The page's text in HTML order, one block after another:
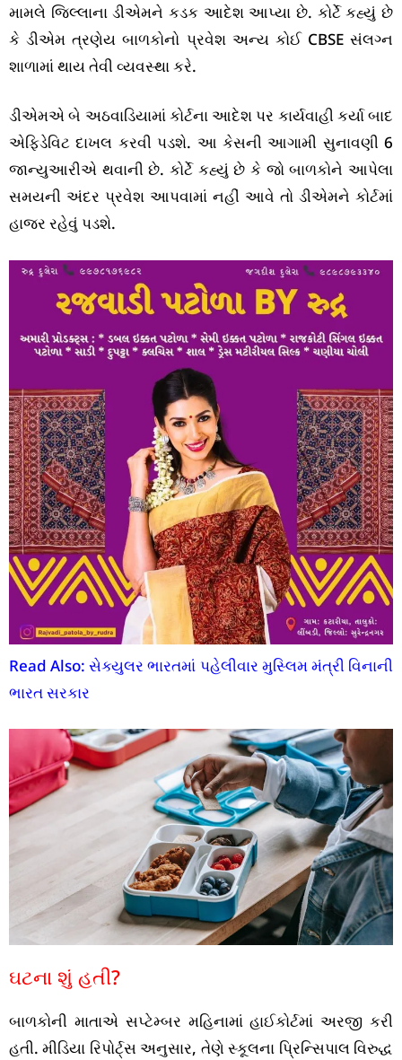
મામલે જિલ્લાના ડીએમને કડક આદેશ આપ્યા છે. કોર્ટે કહ્યું છે
કે ડીએમ ત્રણેય બાળકોનો પ્રવેશ અન્ય કોઈ CBSE સંલગ્ન
શાળામાં થાય તેવી વ્યવસ્થા કરે.
ડીએમએ બે અઠવાડિયામાં કોર્ટના આદેશ પર કાર્યવાહી કર્યા બાદ
એફિડેવિટ દાખલ કરવી પડશે. આ કેસની આગામી સુનાવણી 6
જાન્યુઆરીએ થવાની છે. કોર્ટે કહ્યું છે કે જો બાળકોને આપેલા
સમયની અંદર પ્રવેશ આપવામાં નહીં આવે તો ડીએમને કોર્ટમાં
હાજર રહેવું પડશે.
Read Also: સેક્યુલર ભારતમાં પહેલીવાર મુસ્લિમ મંત્રી વિનાની
ભારત સરકાર
ઘટના શું હતી?
બાળકોની માતાએ સપ્ટેમ્બર મહિનામાં હાઈકોર્ટમાં અરજી કરી
હતી. મીડિયા રિપોર્ટ્સ અનુસાર, તેણે સ્કૂલના પ્રિન્સિપાલ વિરુદ્ધ